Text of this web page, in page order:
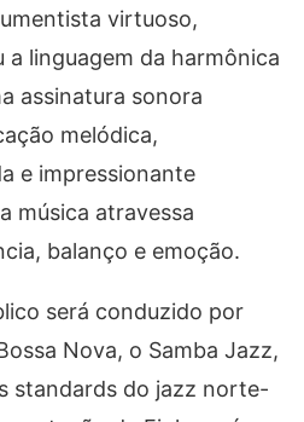
virtuoso,
a linguagem da harmônica
assinatura sonora
melódica,
e impressionante
música atravessa
balanço e emoção.
será conduzido por
Nova, o Samba Jazz,
standards do jazz norte-